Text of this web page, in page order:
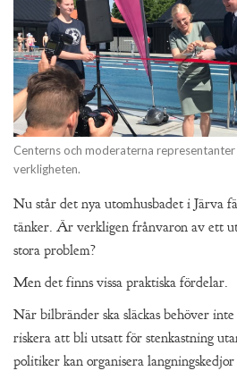
Centerns och moderaterna
verkligheten.
Nu står det nya utomhusbadet i Järva
tänker. Är verkligen frånvaron av ett
stora problem?
Men det finns vissa praktiska fördelar.
När bilbränder ska släckas behöver
riskera att bli utsatt för stenkastning
politiker kan organisera